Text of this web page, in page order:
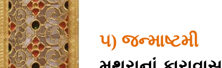
૫) જન્માષ્ટમી